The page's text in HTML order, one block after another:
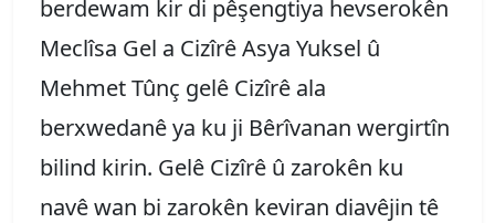
berdewam kir di pêşengtiya hevserokên
Meclîsa Gel a Cizîrê Asya Yuksel û
Mehmet Tûnç gelê Cizîrê ala
berxwedanê ya ku ji Bêrîvanan wergirtîn
bilind kirin. Gelê Cizîrê û zarokên ku
navê wan bi zarokên keviran diavêjin tê